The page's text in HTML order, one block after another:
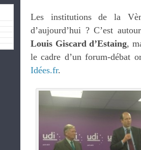
Les institutions de la
d’aujourd’hui ? C’est
Louis Giscard d’Estaing,
le cadre d’un forum-débat
Idées.fr.